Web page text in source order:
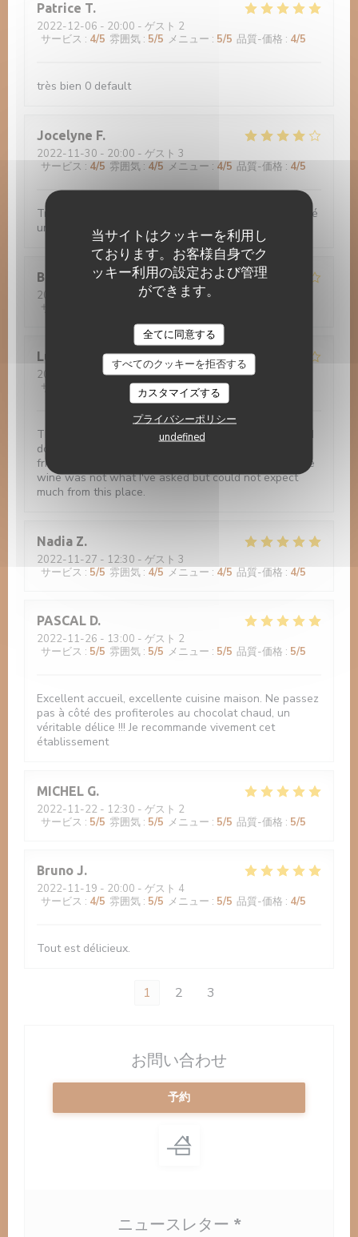
当サイトはクッキーを利用し
ております。お客様自身でク
ッキー利用の設定および管理
ができます。
全てに同意する
すべてのクッキーを拒否する
カスタマイズする
プライバシーポリシー
undefined
Patrice T
2022-12-06 - 20:00 - ゲスト 2
サービス : 4/5 雰囲気 : 5/5 メニュー : 5/5 品質-価格 : 4/5
très bien 0 default
Jocelyne F
2022-11-30 - 20:00 - ゲスト 3
サービス : 4/5 雰囲気 : 4/5 メニュー : 4/5 品質-価格 : 4/5
Très bon accueil. Bonnes nourriture. Nous avons passé
un bon moment
Bruno
2022-11-29
- 20:00 - ゲスト 3
サービス
Luis
2022-11-28
- 21:45 - ゲスト 1
サービス
雰囲気:1/5 メニュー:1/5
The photos are misleading. The food is very basic and
does not worth the visit. Although the staff is very
friendly, I've asked half a bottle and I'm pretty sure the
wine was not what I've asked but could not expect
much from this place.
Nadia Z
2022-11-27 - 12:30 - ゲスト 3
サービス : 5/5 雰囲気 : 4/5 メニュー : 4/5 品質-価格 : 4/5
PASCAL D
2022-11-26 - 13:00 - ゲスト 2
サービス : 5/5 雰囲気 : 5/5 メニュー : 5/5 品質-価格 : 5/5
Excellent accueil, excellente cuisine maison. Ne passez
pas à côté des profiteroles au chocolat chaud, un
véritable délice !!! Je recommande vivement cet
établissement
MICHEL G
2022-11-22 - 12:30 - ゲスト 2
サービス : 5/5 雰囲気 : 5/5 メニュー : 5/5 品質-価格 : 5/5
Bruno J
2022-11-19 - 20:00 - ゲスト 4
サービス : 4/5 雰囲気 : 5/5 メニュー : 5/5 品質-価格 : 4/5
Tout est délicieux.
1 2 3
お問い合わせ
予約
ニュースレター *
Le 14 Juillet